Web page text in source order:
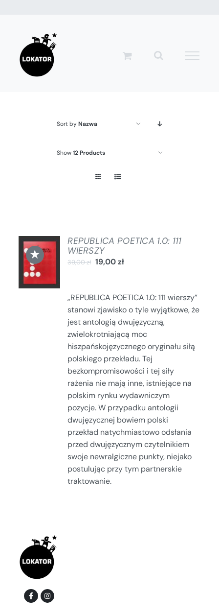
zawartości
Sort byNazwa
Show12 Products
★
DODAJ
DO
KOSZYKA
/
SZCZEGÓŁY
REPUBLICA POETICA 1.0: 111
WIERSZY
39,00zł 19,00zł
„REPUBLICA POETICA 1.0: 111 wierszy”
stanowi zjawisko o tyle wyjątkowe, że
jest antologią dwujęzyczną,
zwielokrotniającą moc
hiszpańskojęzycznego oryginału siłą
polskiego przekładu. Tej
bezkompromisowości i tej siły
rażenia nie mają inne, istniejące na
polskim rynku wydawniczym
pozycje. W przypadku antologii
dwujęzycznej bowiem polski
przekład natychmiastowo odsłania
przed dwujęzycznym czytelnikiem
swoje newralgiczne punkty, niejako
postulując przy tym partnerskie
traktowanie.